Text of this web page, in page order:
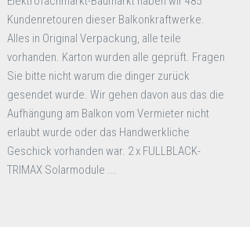
Kundenretouren dieser Balkonkraftwerke.
Alles in Original Verpackung, alle teile
vorhanden. Karton wurden alle geprüft. Fragen
Sie bitte nicht warum die dinger zurück
gesendet wurde. Wir gehen davon aus das die
Aufhängung am Balkon vom Vermieter nicht
erlaubt wurde oder das Handwerkliche
Geschick vorhanden war. 2 x FULLBLACK-
TRIMAX Solarmodule ...